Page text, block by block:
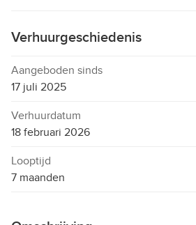
Verhuurgeschiedenis
Aangeboden sinds
17 juli 2025
Verhuurdatum
18 februari 2026
Looptijd
7 maanden